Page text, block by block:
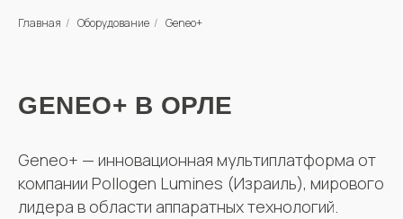
Главная / Оборудование / Geneo+
GENEO+ В ОРЛЕ
Geneo+ — инновационная мультиплатформа от
компании Pollogen Lumines (Израиль), мирового
лидера в области аппаратных технологий.